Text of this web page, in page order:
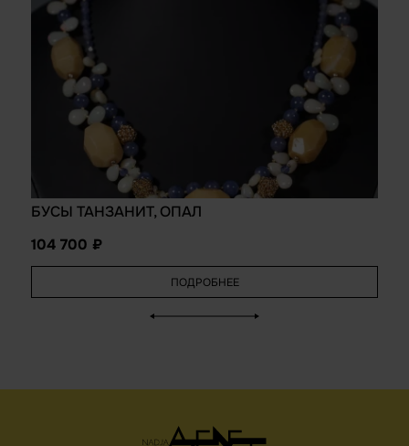
БУСЫ ТАНЗАНИТ, ОПАЛ
104 700
ПОДРОБНЕЕ